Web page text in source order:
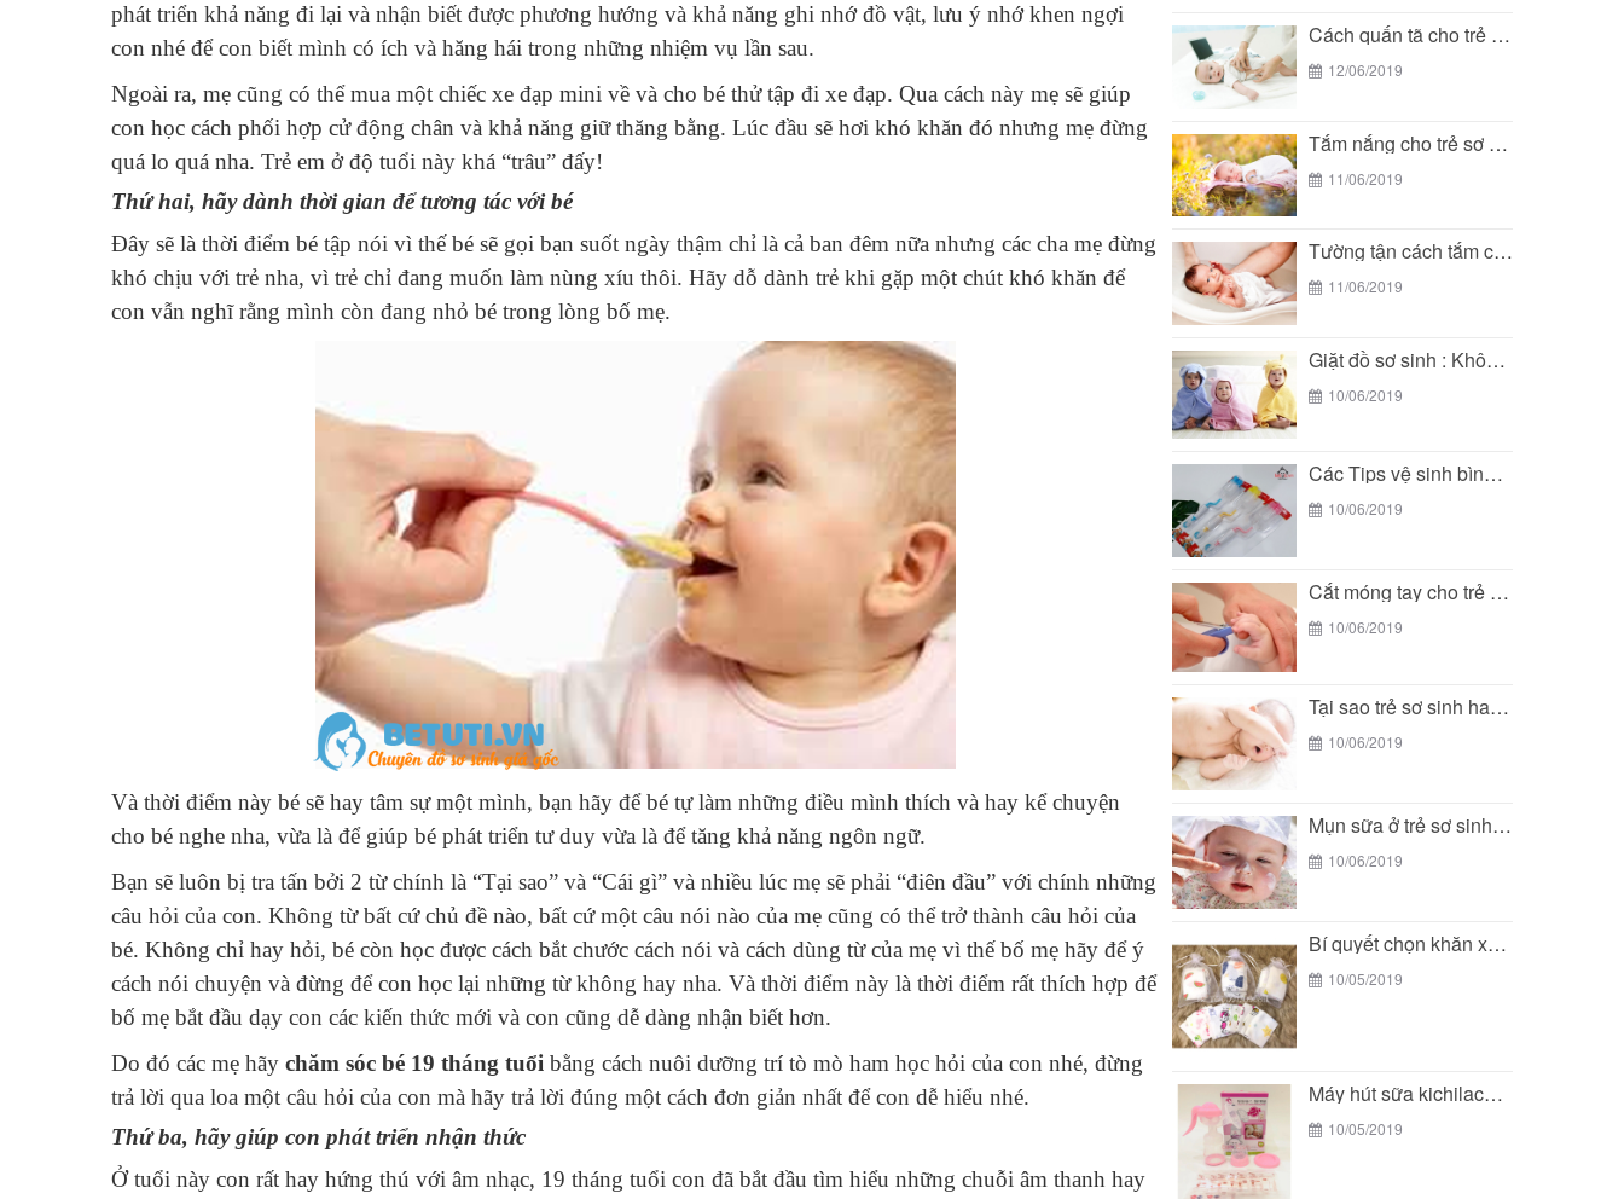
phát triển khả năng đi lại và nhận biết được phương hướng và khả năng ghi nhớ đồ vật, lưu ý nhớ khen ngợi
con nhé để con biết mình có ích và hăng hái trong những nhiệm vụ lần sau.
Ngoài ra, mẹ cũng có thể mua một chiếc xe đạp mini về và cho bé thử tập đi xe đạp. Qua cách này mẹ sẽ giúp
con học cách phối hợp cử động chân và khả năng giữ thăng bằng. Lúc đầu sẽ hơi khó khăn đó nhưng mẹ đừng
quá lo quá nha. Trẻ em ở độ tuổi này khá “trâu” đấy!
Thứ hai, hãy dành thời gian để tương tác với bé
Đây sẽ là thời điểm bé tập nói vì thế bé sẽ gọi bạn suốt ngày thậm chỉ là cả ban đêm nữa nhưng các cha mẹ đừng
khó chịu với trẻ nha, vì trẻ chỉ đang muốn làm nùng xíu thôi. Hãy dỗ dành trẻ khi gặp một chút khó khăn để
con vẫn nghĩ rằng mình còn đang nhỏ bé trong lòng bố mẹ.
Và thời điểm này bé sẽ hay tâm sự một mình, bạn hãy để bé tự làm những điều mình thích và hay kể chuyện
cho bé nghe nha, vừa là để giúp bé phát triển tư duy vừa là để tăng khả năng ngôn ngữ.
Bạn sẽ luôn bị tra tấn bởi 2 từ chính là “Tại sao” và “Cái gì” và nhiều lúc mẹ sẽ phải “điên đầu” với chính những
câu hỏi của con. Không từ bất cứ chủ đề nào, bất cứ một câu nói nào của mẹ cũng có thể trở thành câu hỏi của
bé. Không chỉ hay hỏi, bé còn học được cách bắt chước cách nói và cách dùng từ của mẹ vì thế bố mẹ hãy để ý
cách nói chuyện và đừng để con học lại những từ không hay nha. Và thời điểm này là thời điểm rất thích hợp để
bố mẹ bắt đầu dạy con các kiến thức mới và con cũng dễ dàng nhận biết hơn.
Do đó các mẹ hãy chăm sóc bé 19 tháng tuổi bằng cách nuôi dưỡng trí tò mò ham học hỏi của con nhé, đừng
trả lời qua loa một câu hỏi của con mà hãy trả lời đúng một cách đơn giản nhất để con dễ hiểu nhé.
Thứ ba, hãy giúp con phát triển nhận thức
Ở tuổi này con rất hay hứng thú với âm nhạc, 19 tháng tuổi con đã bắt đầu tìm hiểu những chuỗi âm thanh hay
Cách quấn tã cho trẻ sơ sinh đơn giản...
12/06/2019
Tắm nắng cho trẻ sơ sinh - phương pháp...
11/06/2019
Tường tận cách tắm cho trẻ sơ sinh đúng...
11/06/2019
Giặt đồ sơ sinh : Không hề đơn giản...
10/06/2019
Các Tips vệ sinh bình sữa cho bé đúng...
10/06/2019
Cắt móng tay cho trẻ sơ sinh - Bí...
10/06/2019
Tại sao trẻ sơ sinh hay vặn mình khi...
10/06/2019
Mụn sữa ở trẻ sơ sinh - Bí quyết...
10/06/2019
Bí quyết chọn khăn xô phù hợp với làn...
10/05/2019
Máy hút sữa kichilachi - giải pháp tối ưu...
10/05/2019